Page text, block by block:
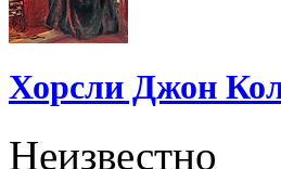
Хорсли Джон
Неизвестно